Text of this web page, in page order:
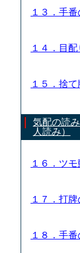
１３．手
１４．目
１５．捨
気配の読
人読み）
１６．ツ
１７．打
１８．手